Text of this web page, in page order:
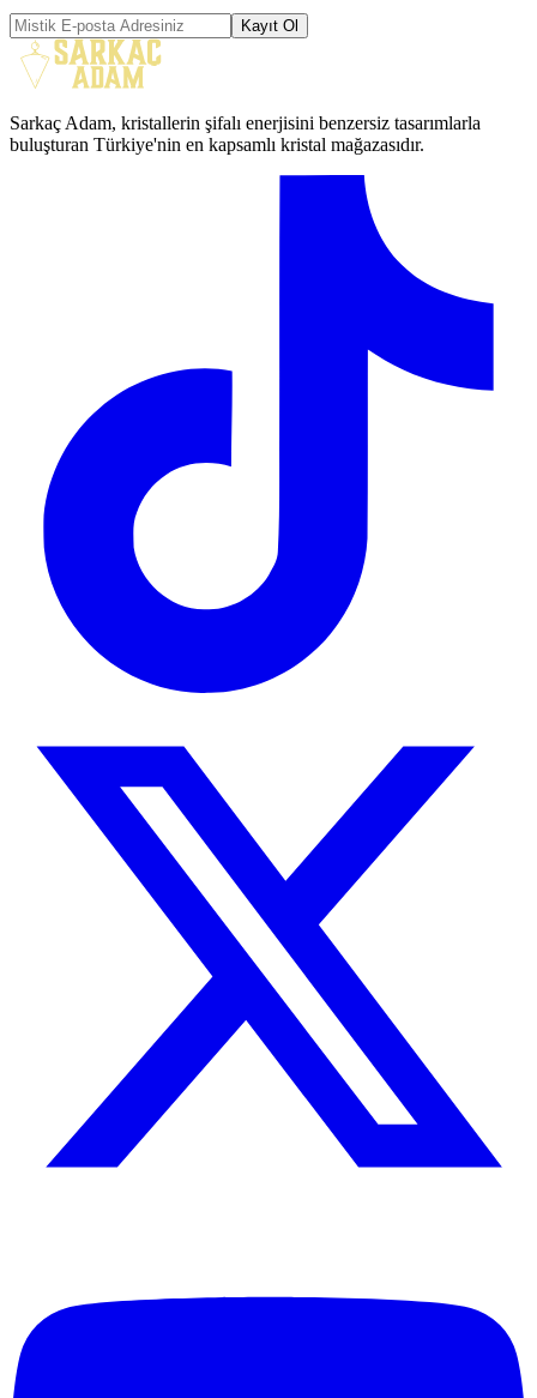
Kayıt Ol
Sarkaç Adam, kristallerin şifalı enerjisini benzersiz tasarımlarla
buluşturan Türkiye'nin en kapsamlı kristal mağazasıdır.